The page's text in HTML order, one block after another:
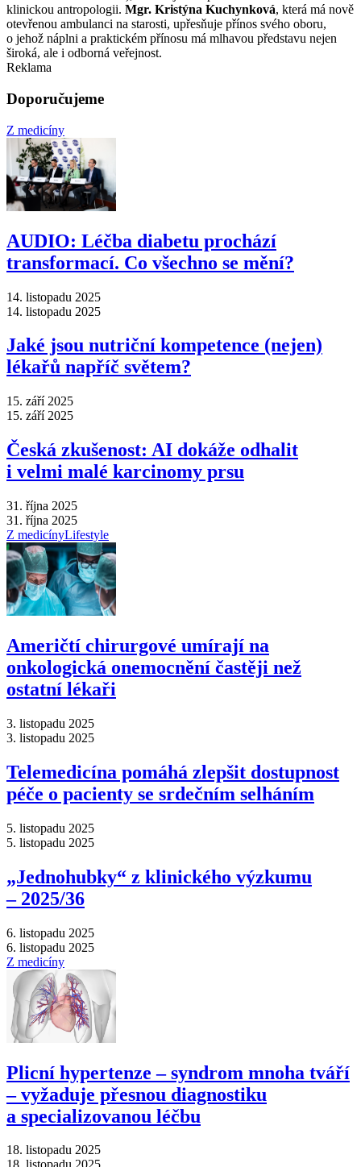
klinickou antropologii. Mgr. Kristýna Kuchynková, která má nově
otevřenou ambulanci na starosti, upřesňuje přínos svého oboru,
o jehož náplni a praktickém přínosu má mlhavou představu nejen
široká, ale i odborná veřejnost.
Reklama
Doporučujeme
Z medicíny
AUDIO: Léčba diabetu prochází
transformací. Co všechno se mění?
14. listopadu 2025
14. listopadu 2025
Jaké jsou nutriční kompetence (nejen)
lékařů napříč světem?
15. září 2025
15. září 2025
Česká zkušenost: AI dokáže odhalit
i velmi malé karcinomy prsu
31. října 2025
31. října 2025
Z medicínyLifestyle
Američtí chirurgové umírají na
onkologická onemocnění častěji než
ostatní lékaři
3. listopadu 2025
3. listopadu 2025
Telemedicína pomáhá zlepšit dostupnost
péče o pacienty se srdečním selháním
5. listopadu 2025
5. listopadu 2025
„Jednohubky“ z klinického výzkumu
–⁠ 2025/36
6. listopadu 2025
6. listopadu 2025
Z medicíny
Plicní hypertenze –⁠ syndrom mnoha tváří
–⁠ vyžaduje přesnou diagnostiku
a specializovanou léčbu
18. listopadu 2025